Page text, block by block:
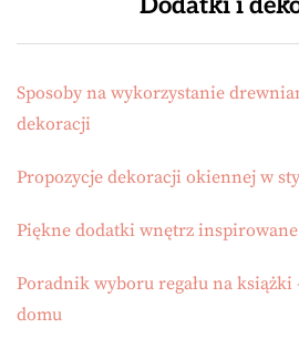
Sposoby na wykorzystanie
dekoracji
Propozycje dekoracji okiennej w
Piękne dodatki wnętrz
Poradnik wyboru regału na
domu